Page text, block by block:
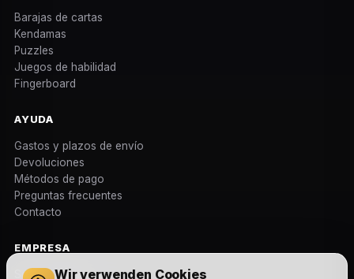
Wir verwenden Cookies
Barajas de cartas
Kendamas
Puzzles
Juegos de habilidad
Fingerboard
AYUDA
Gastos y plazos de envío
Devoluciones
Métodos de pago
Preguntas frecuentes
Contacto
EMPRESA
Sobre nosotros